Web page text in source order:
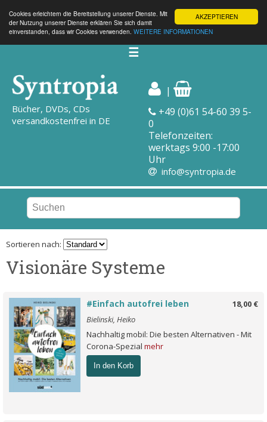
AKZEPTIEREN
Cookies erleichtern die Bereitstellung unserer Dienste. Mit
der Nutzung unserer Dienste erklären Sie sich damit
einverstanden, dass wir Cookies verwenden. WEITERE INFORMATIONEN
☰
Bücher, DVDs, CDs
versandkostenfrei in DE
|
+49 (0)61 54-60 39 5-
0
Telefonzeiten:
werktags 9:00 -17:00
Uhr
info@syntropia.de
Sortieren nach:
Visionäre Systeme
18,00 €
#Einfach autofrei leben
Bielinski, Heiko
Nachhaltig mobil: Die besten Alternativen - Mit
Corona-Spezial mehr
In den Korb